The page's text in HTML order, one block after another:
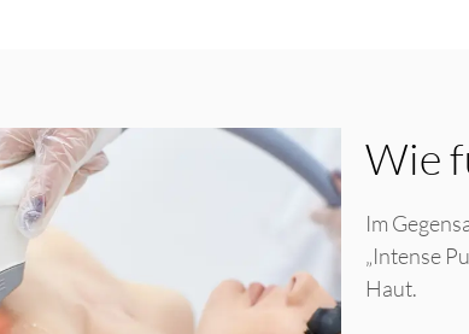
Wie
Im
„Intense
Haut.